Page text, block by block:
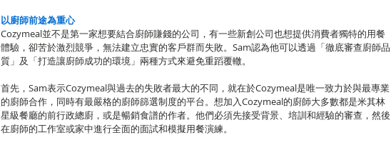
以廚師前途為重心
Cozymeal並不是第一家想要結合廚師賺錢的公司，有一些新創公司也想提供消費者獨特的用餐
體驗，卻苦於激烈競爭，無法建立忠實的客戶群而失敗。Sam認為他可以透過「徹底審查廚師品
質」及「打造讓廚師成功的環境」兩種方式來避免重蹈覆轍。
首先，Sam表示Cozymeal與過去的失敗者最大的不同，就在於Cozymeal是唯一致力於與最專業
的廚師合作，同時有最嚴格的廚師篩選制度的平台。想加入Cozymeal的廚師大多數都是米其林
星級餐廳的前行政總廚，或是暢銷食譜的作者。他們必須先接受背景、培訓和經驗的審查，然後
在廚師的工作室或家中進行全面的面試和模擬用餐演練。